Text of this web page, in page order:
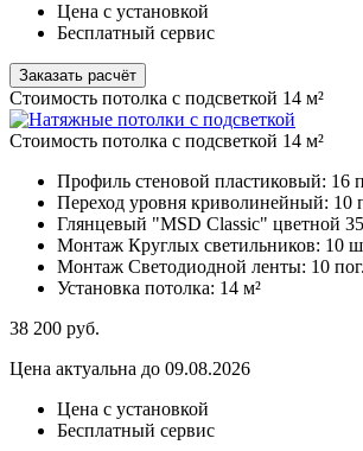
Цена с установкой
Бесплатный сервис
Заказать расчёт
Стоимость потолка с подсветкой 14 м²
Стоимость потолка с подсветкой 14 м²
Профиль стеновой пластиковый: 16
Переход уровня криволинейный: 10
Глянцевый "MSD Classic" цветной
Монтаж Круглых светильников: 10
Монтаж Светодиодной ленты: 10
Установка потолка: 14 м²
38 200 руб.
Цена актуальна до 09.08.2026
Цена с установкой
Бесплатный сервис